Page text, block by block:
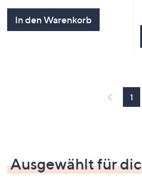
In den Warenkorb
1
Ausgewählt für